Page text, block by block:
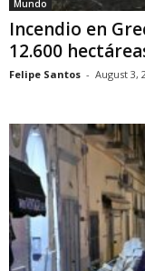
Mundo
Incendio en
12.600
Felipe Santos - August 3,